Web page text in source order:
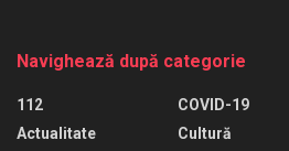
Navighează după categorie
112
Actualitate
COVID-19
Cultură